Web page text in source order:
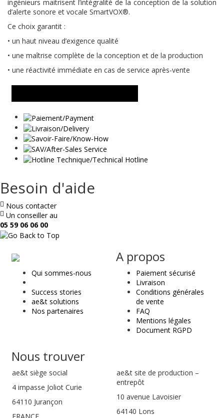
ingénieurs maitrisent l’intégralité de la conception de la solution
d’alerte sonore et vocale SmartVOX®.
Ce choix garantit :
• un haut niveau d’exigence qualité
• une maîtrise complète de la conception et de la production
• une réactivité immédiate en cas de service après-vente
Besoin d'aide
Nous contacter
Un conseiller au
05 59 06 06 00
ae
&
t
Qui sommes-nous
Success stories
ae&t solutions
Nos partenaires
A propos
Paiement sécurisé
Livraison
Conditions générales
de vente
FAQ
Mentions légales
Document RGPD
Nous trouver
ae&t siège social
4 impasse Joliot Curie
64110 Jurançon
FRANCE
ae&t site de production –
entrepôt
10 avenue Lavoisier
64140 Lons